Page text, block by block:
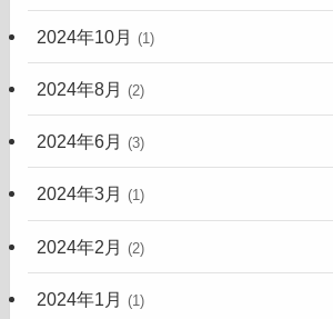
2024年10月 (1)
2024年8月 (2)
2024年6月 (3)
2024年3月 (1)
2024年2月 (2)
2024年1月 (1)